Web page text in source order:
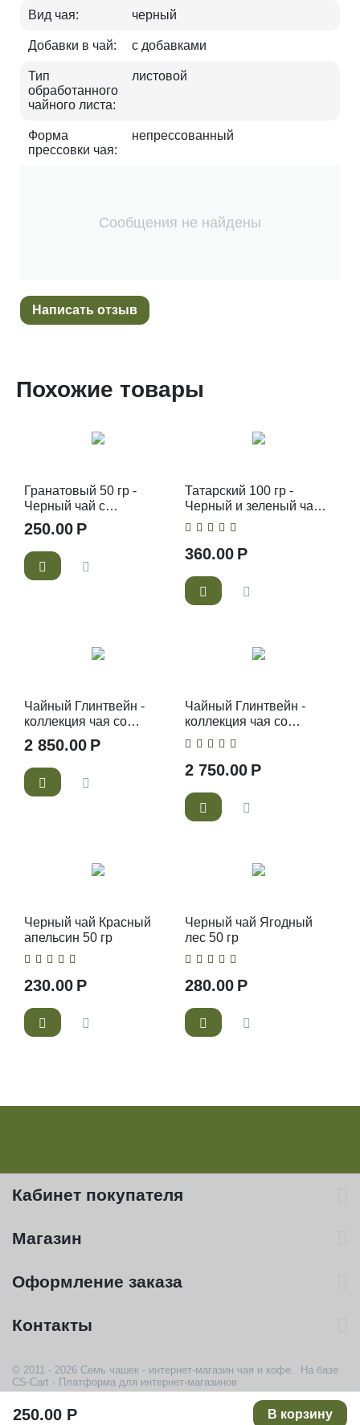
250.00 Р В корзину
Вид чая: черный
Добавки в чай: с добавками
Тип
обработанного
чайного листа:
листовой
Форма
прессовки чая:
непрессованный
Сообщения не найдены
Написать отзыв
Похожие товары
Гранатовый 50 гр -
Черный чай с
добавками
250.00 Р
Татарский 100 гр -
Черный и зеленый чай с
травами
360.00 Р
Чайный Глинтвейн -
коллекция чая со
специями и бокалом
2 850.00 Р
Чайный Глинтвейн -
коллекция чая со
специями
2 750.00 Р
Черный чай Красный
апельсин 50 гр
230.00 Р
Черный чай Ягодный
лес 50 гр
280.00 Р
Кабинет покупателя
Магазин
Оформление заказа
Контакты
© 2011 - 2026 Семь чашек - интернет-магазин чая и кофе. На базе
CS-Cart - Платформа для интернет-магазинов